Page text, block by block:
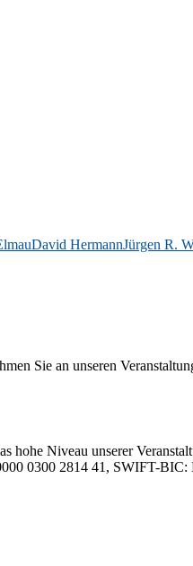
David HermannJürgen R.
Sie an un­se­ren
Ni­veau un­se­rer
0300 2814 41, SWIFT-